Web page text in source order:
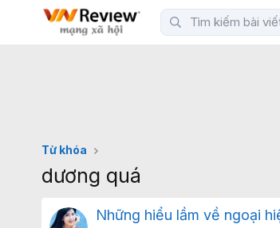
Từ khóa
dương quá
Những hiểu lầm về ngoại